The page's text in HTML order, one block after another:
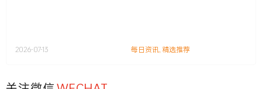
2026-07-13 每日资讯,精选推荐